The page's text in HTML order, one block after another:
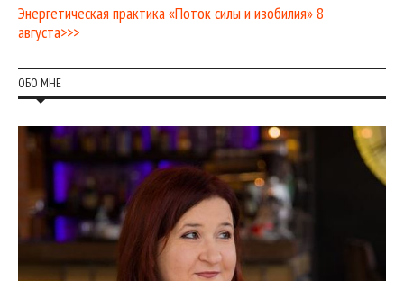
Энергетическая практика «Поток силы и изобилия» 8
августа>>>
ОБО МНЕ